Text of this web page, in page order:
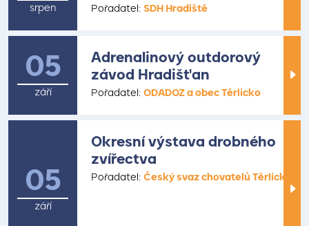
srpen Pořadatel: SDH Hradiště
05
září
Adrenalinový outdorový
závod Hradišťan
Pořadatel: ODADOZ a obec Těrlicko
05
září
Okresní výstava drobného
zvířectva
Pořadatel: Český svaz chovatelů Těrlicko